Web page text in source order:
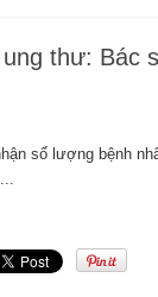
thư: Bác
số lượng bệnh